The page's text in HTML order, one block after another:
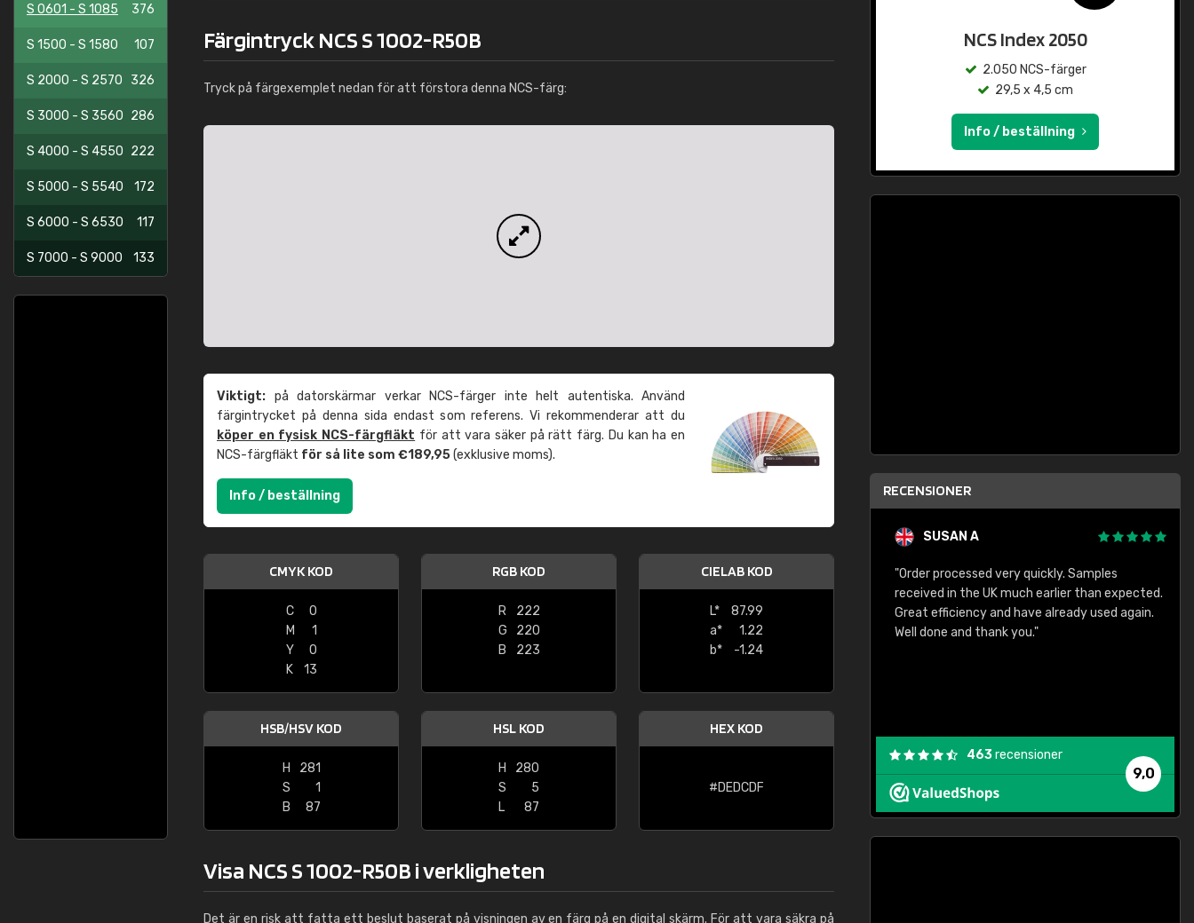
S 0601 - S 1085 376
S 1500 - S 1580 107
S 2000 - S 2570 326
S 3000 - S 3560 286
S 4000 - S 4550 222
S 5000 - S 5540 172
S 6000 - S 6530 117
S 7000 - S 9000 133
Färgintryck NCS S 1002-R50B
Tryck på färgexemplet nedan för att förstora denna NCS-färg:
Viktigt: på datorskärmar verkar NCS-färger inte helt autentiska. Använd
färgintrycket på denna sida endast som referens. Vi rekommenderar att du
köper en fysisk NCS-färgfläkt för att vara säker på rätt färg. Du kan ha en
NCS-färgfläkt för så lite som €189,95(exklusive moms).
Info / beställning
CMYK KOD
C
0
M
1
Y
0
K
13
RGB KOD
R
222
G
220
B
223
CIELAB KOD
L*
87.99
a*
1.22
b*
-1.24
HSB/HSV KOD
H
281
S
1
B
87
HSL KOD
H
280
S
5
L
87
HEX KOD
#DEDCDF
Visa NCS S 1002-R50B i verkligheten
Det är en risk att fatta ett beslut baserat på visningen av en färg på en digital skärm. För att vara säkra på
NCS Index 2050
2.050 NCS-färger
29,5 x 4,5 cm
Info / beställning
RECENSIONER
Windows
"Great product and speedy delivery"
SUSAN A
"Order processed very quickly. Samples
received in the UK much earlier than expected.
Great efficiency and have already used again.
Well done and thank you."
9,0
463recensioner